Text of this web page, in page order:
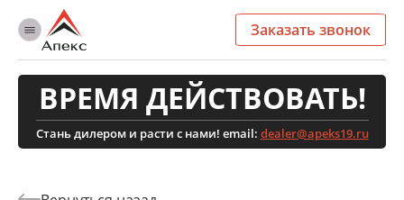
Заказать звонок
ВРЕМЯ ДЕЙСТВОВАТЬ!
Стань дилером и расти с нами! email: dealer@apeks19.ru